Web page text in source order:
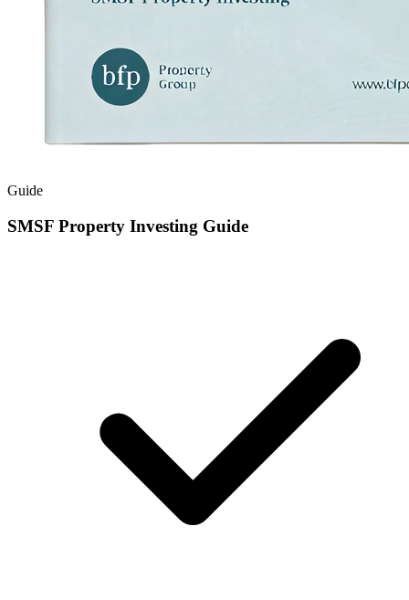
Guide​​​​‌ ‍ ​‍​‍‌‍ ‌ ​‍‌‍‍‌‌‍‌ ‌‍‍‌‌‍ ‍​‍​‍​ ‍‍​‍​‍‌ ​ ‌‍​‌‌‍ ‍‌‍‍‌‌ ‌​‌ ‍‌​‍ ‍‌‍‍‌‌‍ ​‍​‍​‍ ​​‍​‍‌‍‍​‌ ​‍‌‍‌‌‌‍‌‍​‍​‍​ ‍‍​‍​‍‌‍‍​‌ ‌​‌ ‌​‌ ​​‌ ​ ​ ‍‍​‍ ​‍ ‌‍​‍‌‍‌‍‌ ​​​‍ ‌‌ ​​‌ ​‍‌‍ ‌ ​​‌‍‌‌‌ ​‍‌ ‌​‌ ‍‌​‍ ‌‌‍‌ ‌ ​‍‌‍ ‌ ‌‌‌ ​​​‍ ‍‌ ‌‍‌‍‌‌‌ ​‍‌‍​ ‌‍‌‌‌‍ ​​‍ ‍‌‍​‌‌ ​​‌ ​​​‍ ‌ ​ ‌ ‌​‌ ‌‌‌‍‌​‌‍‍‌‌‍ ​‍ ‌‍‍‌‌‍ ‍‌ ‌​‌‍‌‌‌‍ ‍‌ ‌​​‍ ‌‍‌‌‌‍‌​‌‍‍‌‌ ‌​​‍ ‌‍ ‌‌‍ ‌‍‌​‌‍‌‌​ ‌‌ ​​‌ ​‍‌‍‌‌‌ ​ ‌‍‌‌‌‍ ‍‌ ‌​‌‍​‌‌ ‌​‌‍‍‌‌‍ ‌‍ ‍​ ‍ ‌‍‍‌‌‍‌​​ ‌‌‍‍​‌‍ ‌‍ ‌‌‍‌‌‌‌​​‌‍​‌‌‍‌ ‌‍‌‌​ ‍ ‌ ‌​‌ ‍‌‌ ​​‌‍‌‌​ ‌‌‍‍​‌‍ ‌‍ ‌‌‍‌‌‌‌​​‌‍​‌‌‍‌ ‌‍‌‌​ ‍ ‌ ​​‌‍​‌‌ ‌​‌‍‍​​ ‌‌‍‌ ‌ ‌‌‌‍‍‌‌‍‌​‌‍‌‌‌ ​ ‌​​‍‌‍ ​‌‍ ‌‍​ ‌‍‍ ​‍ ‍‌‍‌ ‌ ‌‌‌‍‍‌‌‍‌​‌‍‌‌‌ ​ ​‍‌‌​ ‌‌‌​​‍‌‌ ‌‍‍ ‌‍‌‌‌ ‍‌​‍‌‌​ ​ ‌​‌​​‍‌‌​ ​ ‌​‌​​‍‌‌​ ​‍​ ​‍‌‍‌ ​‍ ‌​ ​​​‍‌‌​ ​‍​ ​‍​‍‌‌​ ‌‌‌​‌​​‍ ‍‌‍ ​‌‍​‌‌‍​‍‌‍‌‌‌‍ ​​ ‌‍​‍‌‍​‌‌ ​ ‌‍‌‌‌‌‌‌‌ ​‍‌‍ ​​ ‌‌‍‍​‌ ‌​‌ ‌​‌ ​​‌ ​ ​‍‌‌​ ​ ‌​​‌​‍‌‌​ ​‍‌​‌‍​‍‌‌​ ​‍‌​‌‍‌‍​‍‌‍‌‍‌ ​​​‍ ‌‌ ​​‌ ​‍‌‍ ‌ ​​‌‍‌‌‌ ​‍‌ ‌​‌ ‍‌​‍ ‌‌‍‌ ‌ ​‍‌‍ ‌ ‌‌‌ ​​​‍ ‍‌ ‌‍‌‍‌‌‌ ​‍‌‍​ ‌‍‌‌‌‍ ​​‍ ‍‌‍​‌‌ ​​‌ ​​​‍‌‌​ ​‍‌​‌‍‌ ​ ‌ ‌​‌ ‌‌‌‍‌​‌‍‍‌‌‍ ​‍‌‍‌‍‍‌‌‍‌​​ ‌‌‍‍​‌‍ ‌‍ ‌‌‍‌‌‌‌​​‌‍​‌‌‍‌ ‌‍‌‌​‍‌‍‌ ‌​‌ ‍‌‌ ​​‌‍‌‌​ ‌‌‍‍​‌‍ ‌‍ ‌‌‍‌‌‌‌​​‌‍​‌‌‍‌ ‌‍‌‌​‍‌‍‌ ​​‌‍​‌‌ ‌​‌‍‍​​ ‌‌‍‌ ‌ ‌‌‌‍‍‌‌‍‌​‌‍‌‌‌ ​ ‌​​‍‌‍ ​‌‍ ‌‍​ ‌‍‍ ​‍ ‍‌‍‌ ‌ ‌‌‌‍‍‌‌‍‌​‌‍‌‌‌ ​ ​‍‌‌​ ‌‌‌​​‍‌‌ ‌‍‍ ‌‍‌‌‌ ‍‌​‍‌‌​ ​ ‌​‌​​‍‌‌​ ​ ‌​‌​​‍‌‌​ ​‍​ ​‍‌‍‌ ​‍ ‌​ ​​​‍‌‌​ ​‍​ ​‍​‍‌‌​ ‌‌‌​‌​​‍ ‍‌‍ ​‌‍​‌‌‍​‍‌‍‌‌‌‍ ​​‍‌‍‌ ​​‌‍‌‌‌ ​‍‌ ​ ‌ ​​‌‍‌‌‌‍​ ‌ ‌​‌‍‍‌‌ ‌‍‌‍‌‌​ ‌‌ ​​‌ ‌‌‌‍​‍‌‍ ​‌‍‍‌‌ ​ ‌‍‍​‌‍‌‌‌‍‌​​‍​‍‌ ‌
SMSF Property Investing Guide​​​​‌ ‍ ​‍​‍‌‍ ‌ ​‍‌‍‍‌‌‍‌ ‌‍‍‌‌‍ ‍​‍​‍​ ‍‍​‍​‍‌ ​ ‌‍​‌‌‍ ‍‌‍‍‌‌ ‌​‌ ‍‌​‍ ‍‌‍‍‌‌‍ ​‍​‍​‍ ​​‍​‍‌‍‍​‌ ​‍‌‍‌‌‌‍‌‍​‍​‍​ ‍‍​‍​‍‌‍‍​‌ ‌​‌ ‌​‌ ​​‌ ​ ​ ‍‍​‍ ​‍ ‌‍​‍‌‍‌‍‌ ​​​‍ ‌‌ ​​‌ ​‍‌‍ ‌ ​​‌‍‌‌‌ ​‍‌ ‌​‌ ‍‌​‍ ‌‌‍‌ ‌ ​‍‌‍ ‌ ‌‌‌ ​​​‍ ‍‌ ‌‍‌‍‌‌‌ ​‍‌‍​ ‌‍‌‌‌‍ ​​‍ ‍‌‍​‌‌ ​​‌ ​​​‍ ‌ ​ ‌ ‌​‌ ‌‌‌‍‌​‌‍‍‌‌‍ ​‍ ‌‍‍‌‌‍ ‍‌ ‌​‌‍‌‌‌‍ ‍‌ ‌​​‍ ‌‍‌‌‌‍‌​‌‍‍‌‌ ‌​​‍ ‌‍ ‌‌‍ ‌‍‌​‌‍‌‌​ ‌‌ ​​‌ ​‍‌‍‌‌‌ ​ ‌‍‌‌‌‍ ‍‌ ‌​‌‍​‌‌ ‌​‌‍‍‌‌‍ ‌‍ ‍​ ‍ ‌‍‍‌‌‍‌​​ ‌‌‍‍​‌‍ ‌‍ ‌‌‍‌‌‌‌​​‌‍​‌‌‍‌ ‌‍‌‌​ ‍ ‌ ‌​‌ ‍‌‌ ​​‌‍‌‌​ ‌‌‍‍​‌‍ ‌‍ ‌‌‍‌‌‌‌​​‌‍​‌‌‍‌ ‌‍‌‌​ ‍ ‌ ​​‌‍​‌‌ ‌​‌‍‍​​ ‌‌‍‌ ‌ ‌‌‌‍‍‌‌‍‌​‌‍‌‌‌ ​ ‌​​‍‌‍ ​‌‍ ‌‍​ ‌‍‍ ​‍ ‍‌‍‌ ‌ ‌‌‌‍‍‌‌‍‌​‌‍‌‌‌ ​ ​‍‌‌​ ‌‌‌​​‍‌‌ ‌‍‍ ‌‍‌‌‌ ‍‌​‍‌‌​ ​ ‌​‌​​‍‌‌​ ​ ‌​‌​​‍‌‌​ ​‍​ ​‍‌‍‌ ​‍ ‌​ ​​​‍‌‌​ ​‍​ ​‍​‍‌‌​ ‌‌‌​‌​​‍ ‍‌ ‌​‌‍‍‌‌ ‌​‌‍ ​‌‍‌‌​ ‌‍​‍‌‍​‌‌ ​ ‌‍‌‌‌‌‌‌‌ ​‍‌‍ ​​ ‌‌‍‍​‌ ‌​‌ ‌​‌ ​​‌ ​ ​‍‌‌​ ​ ‌​​‌​‍‌‌​ ​‍‌​‌‍​‍‌‌​ ​‍‌​‌‍‌‍​‍‌‍‌‍‌ ​​​‍ ‌‌ ​​‌ ​‍‌‍ ‌ ​​‌‍‌‌‌ ​‍‌ ‌​‌ ‍‌​‍ ‌‌‍‌ ‌ ​‍‌‍ ‌ ‌‌‌ ​​​‍ ‍‌ ‌‍‌‍‌‌‌ ​‍‌‍​ ‌‍‌‌‌‍ ​​‍ ‍‌‍​‌‌ ​​‌ ​​​‍‌‌​ ​‍‌​‌‍‌ ​ ‌ ‌​‌ ‌‌‌‍‌​‌‍‍‌‌‍ ​‍‌‍‌‍‍‌‌‍‌​​ ‌‌‍‍​‌‍ ‌‍ ‌‌‍‌‌‌‌​​‌‍​‌‌‍‌ ‌‍‌‌​‍‌‍‌ ‌​‌ ‍‌‌ ​​‌‍‌‌​ ‌‌‍‍​‌‍ ‌‍ ‌‌‍‌‌‌‌​​‌‍​‌‌‍‌ ‌‍‌‌​‍‌‍‌ ​​‌‍​‌‌ ‌​‌‍‍​​ ‌‌‍‌ ‌ ‌‌‌‍‍‌‌‍‌​‌‍‌‌‌ ​ ‌​​‍‌‍ ​‌‍ ‌‍​ ‌‍‍ ​‍ ‍‌‍‌ ‌ ‌‌‌‍‍‌‌‍‌​‌‍‌‌‌ ​ ​‍‌‌​ ‌‌‌​​‍‌‌ ‌‍‍ ‌‍‌‌‌ ‍‌​‍‌‌​ ​ ‌​‌​​‍‌‌​ ​ ‌​‌​​‍‌‌​ ​‍​ ​‍‌‍‌ ​‍ ‌​ ​​​‍‌‌​ ​‍​ ​‍​‍‌‌​ ‌‌‌​‌​​‍ ‍‌ ‌​‌‍‍‌‌ ‌​‌‍ ​‌‍‌‌​‍‌‍‌ ​​‌‍‌‌‌ ​‍‌ ​ ‌ ​​‌‍‌‌‌‍​ ‌ ‌​‌‍‍‌‌ ‌‍‌‍‌‌​ ‌‌ ​​‌ ‌‌‌‍​‍‌‍ ​‌‍‍‌‌ ​ ‌‍‍​‌‍‌‌‌‍‌​​‍​‍‌ ‌